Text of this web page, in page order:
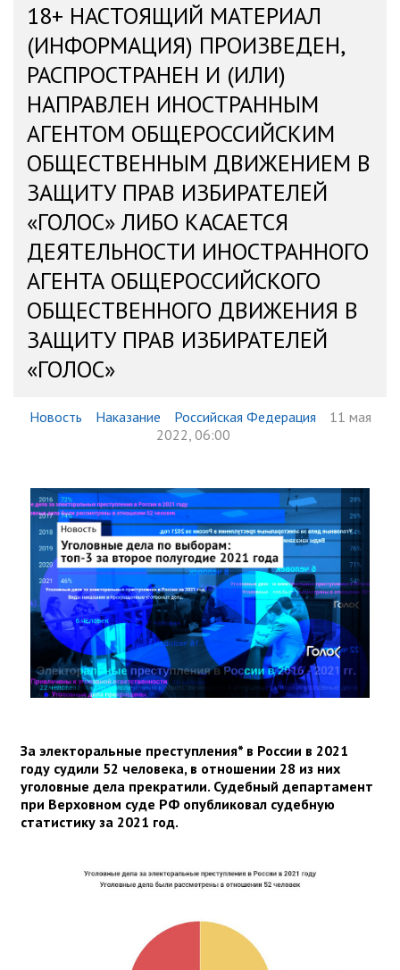
18+ НАСТОЯЩИЙ МАТЕРИАЛ
(ИНФОРМАЦИЯ) ПРОИЗВЕДЕН,
РАСПРОСТРАНЕН И (ИЛИ)
НАПРАВЛЕН ИНОСТРАННЫМ
АГЕНТОМ ОБЩЕРОССИЙСКИМ
ОБЩЕСТВЕННЫМ ДВИЖЕНИЕМ В
ЗАЩИТУ ПРАВ ИЗБИРАТЕЛЕЙ
«ГОЛОС» ЛИБО КАСАЕТСЯ
ДЕЯТЕЛЬНОСТИ ИНОСТРАННОГО
АГЕНТА ОБЩЕРОССИЙСКОГО
ОБЩЕСТВЕННОГО ДВИЖЕНИЯ В
ЗАЩИТУ ПРАВ ИЗБИРАТЕЛЕЙ
«ГОЛОС»
Новость Наказание Российская Федерация
11 мая
2022, 06:00
За электоральные преступления* в России в 2021
году судили 52 человека, в отношении 28 из них
уголовные дела прекратили. Судебный департамент
при Верховном суде РФ опубликовал судебную
статистику за 2021 год.